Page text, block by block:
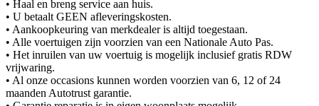
• Haal en breng service aan huis.
• U betaalt GEEN afleveringskosten.
• Aankoopkeuring van merkdealer is altijd toegestaan.
• Alle voertuigen zijn voorzien van een Nationale Auto Pas.
• Het inruilen van uw voertuig is mogelijk inclusief gratis RDW
vrijwaring.
• Al onze occasions kunnen worden voorzien van 6, 12 of 24
maanden Autotrust garantie.